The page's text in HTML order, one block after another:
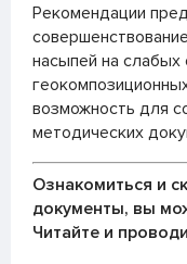
Рекомендации
насыпей на слабых
возможность для
методических
Ознакомиться и
документы, вы
Читайте и